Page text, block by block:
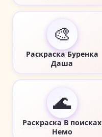
🎨
Раскраска Буренка
Даша
🌊
Раскраска В поисках
Немо